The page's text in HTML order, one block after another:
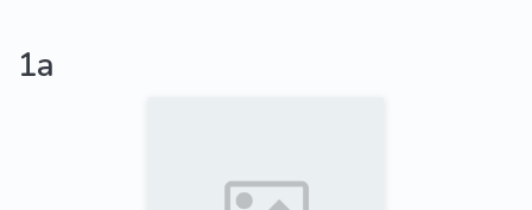
1a